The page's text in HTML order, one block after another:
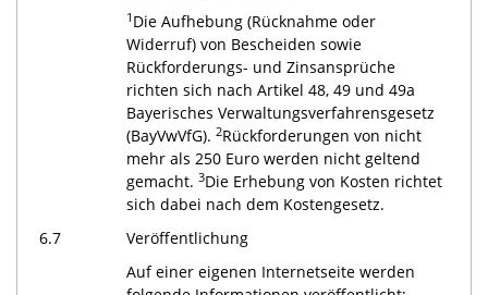
1 Die Aufhebung (Rücknahme oder
Widerruf) von Bescheiden sowie
Rückforderungs- und Zinsansprüche
richten sich nach Artikel 48, 49 und 49a
Bayerisches Verwaltungsverfahrensgesetz
(BayVwVfG). 2Rückforderungen von nicht
mehr als 250 Euro werden nicht geltend
gemacht. 3Die Erhebung von Kosten richtet
sich dabei nach dem Kostengesetz.
6.7
Veröffentlichung
Auf einer eigenen Internetseite werden